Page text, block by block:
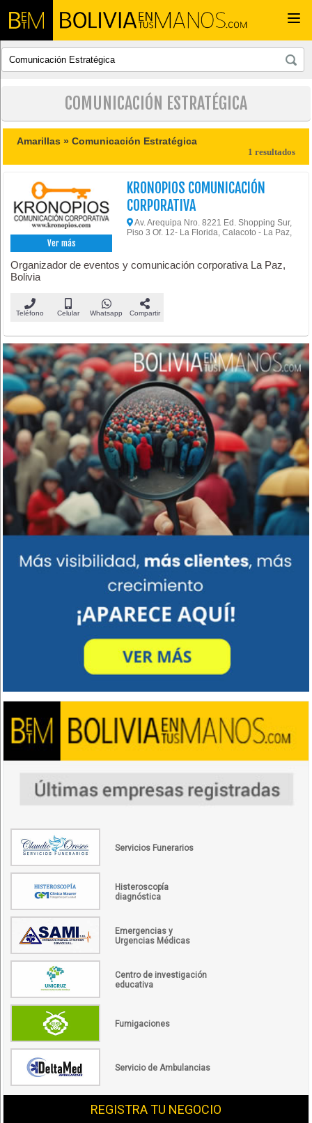
COMUNICACIÓN ESTRATÉGICA
Amarillas »Comunicación Estratégica
1 resultados
Ver más
KRONOPIOS COMUNICACIÓN
CORPORATIVA
Av. Arequipa Nro. 8221 Ed. Shopping Sur,
Piso 3 Of. 12- La Florida, Calacoto - La Paz,
Organizador de eventos y comunicación corporativa La Paz,
Bolivia
Teléfono Celular Whatsapp Compartir
Servicios Funerarios
Histeroscopía
diagnóstica
Emergencias y
Urgencias Médicas
Centro de investigación
educativa
Fumigaciones
Servicio de Ambulancias
REGISTRA TU NEGOCIO